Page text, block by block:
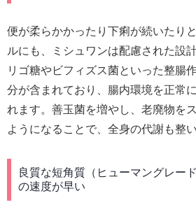
便が柔らかかったり下痢が続いたり
ルにも、ミシュワンは配慮された設
リゴ糖やビフィズス菌といった整腸
分が含まれており、腸内環境を正常
れます。善玉菌を増やし、老廃物を
ようになることで、全身の代謝も整い
良質な短角質（ヒューマングレー
の速度が早い